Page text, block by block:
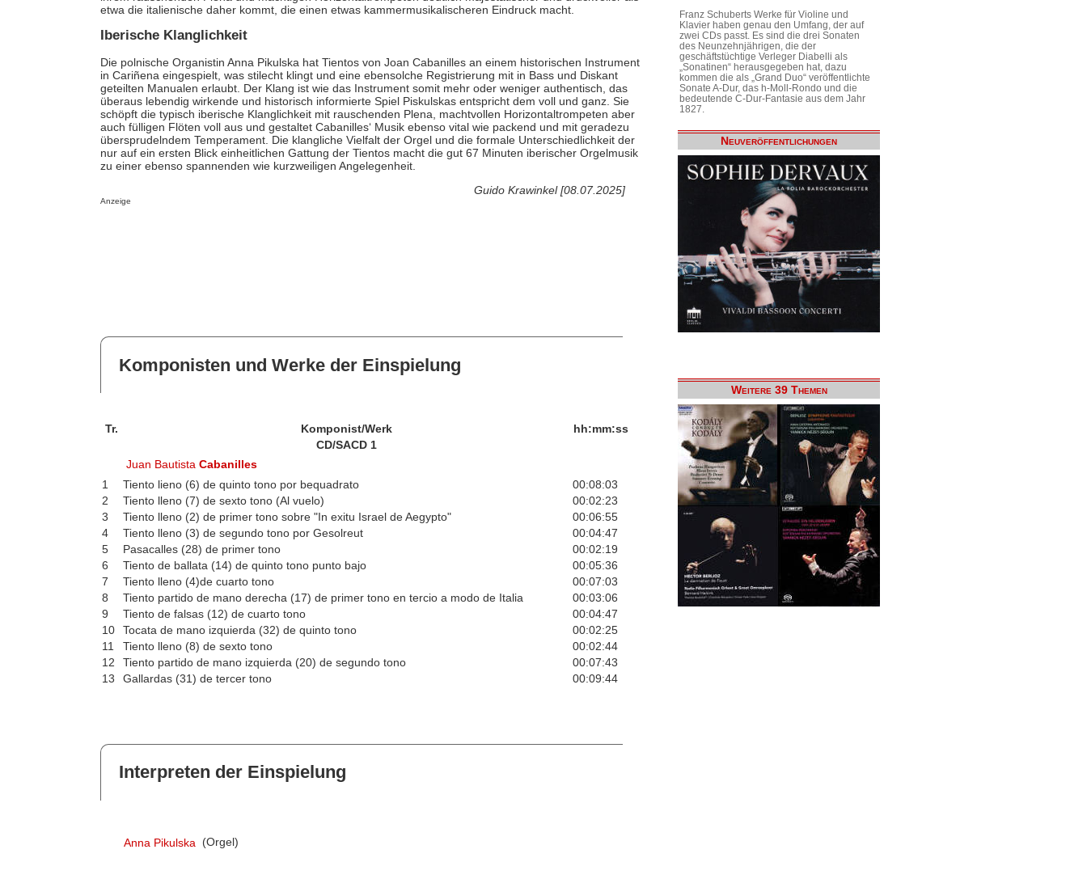
etwa die italienische daher kommt, die einen etwas kammermusikalischeren Eindruck macht.
Iberische Klanglichkeit
Die polnische Organistin Anna Pikulska hat Tientos von Joan Cabanilles an einem historischen Instrument
in Cariñena eingespielt, was stilecht klingt und eine ebensolche Registrierung mit in Bass und Diskant
geteilten Manualen erlaubt. Der Klang ist wie das Instrument somit mehr oder weniger authentisch, das
überaus lebendig wirkende und historisch informierte Spiel Piskulskas entspricht dem voll und ganz. Sie
schöpft die typisch iberische Klanglichkeit mit rauschenden Plena, machtvollen Horizontaltrompeten aber
auch fülligen Flöten voll aus und gestaltet Cabanilles‘ Musik ebenso vital wie packend und mit geradezu
übersprudelndem Temperament. Die klangliche Vielfalt der Orgel und die formale Unterschiedlichkeit der
nur auf ein ersten Blick einheitlichen Gattung der Tientos macht die gut 67 Minuten iberischer Orgelmusik
zu einer ebenso spannenden wie kurzweiligen Angelegenheit.
Guido Krawinkel [08.07.2025]
Anzeige
Komponisten und Werke der Einspielung
Tr. Komponist/Werk
hh:mm:ss
CD/SACD 1
Juan BautistaCabanilles
1
Tiento lieno (6) de quinto tono por bequadrato
00:08:03
2
Tiento lleno (7) de sexto tono (Al vuelo)
00:02:23
3
Tiento lleno (2) de primer tono sobre "In exitu Israel de Aegypto"
00:06:55
4
Tiento lleno (3) de segundo tono por Gesolreut
00:04:47
5
Pasacalles (28) de primer tono
00:02:19
6
Tiento de ballata (14) de quinto tono punto bajo
00:05:36
7
Tiento lleno (4)de cuarto tono
00:07:03
8
Tiento partido de mano derecha (17) de primer tono en tercio a modo de Italia
00:03:06
9
Tiento de falsas (12) de cuarto tono
00:04:47
10
Tocata de mano izquierda (32) de quinto tono
00:02:25
11
Tiento lleno (8) de sexto tono
00:02:44
12
Tiento partido de mano izquierda (20) de segundo tono
00:07:43
13
Gallardas (31) de tercer tono 00:09:44
Interpreten der Einspielung
Anna Pikulska (Orgel)
Franz Schuberts Werke für Violine und
Klavier haben genau den Umfang, der auf
zwei CDs passt. Es sind die drei Sonaten
des Neunzehnjährigen, die der
geschäftstüchtige Verleger Diabelli als
„Sonatinen“ herausgegeben hat, dazu
kommen die als „Grand Duo“ veröffentlichte
Sonate A-Dur, das h-Moll-Rondo und die
bedeutende C-Dur-Fantasie aus dem Jahr
1827.
Neuveröffentlichungen
Weitere 39 Themen